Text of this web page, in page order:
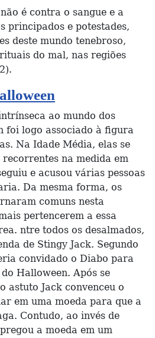
é contra o sangue e a
principados e potestades,
deste mundo tenebroso,
do mal, nas regiões
ao mundo dos
foi logo associado à figura
Na Idade Média, elas se
na medida em
e acusou várias pessoas
Da mesma forma, os
comuns nesta
pertencerem a essa
ntre todos os desalmados,
de Stingy Jack. Segundo
convidado o Diabo para
Halloween. Após se
astuto Jack convenceu o
em uma moeda para que a
Contudo, ao invés de
a moeda em um